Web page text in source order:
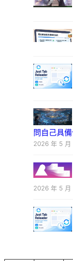
問自己具
2026 年 5 月
2026 年 5 月